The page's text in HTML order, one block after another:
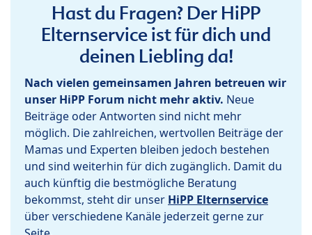
Hast du Fragen? Der HiPP
Elternservice ist für dich und
deinen Liebling da!
Nach vielen gemeinsamen Jahren betreuen wir
unser HiPP Forum nicht mehr aktiv. Neue
Beiträge oder Antworten sind nicht mehr
möglich. Die zahlreichen, wertvollen Beiträge der
Mamas und Experten bleiben jedoch bestehen
und sind weiterhin für dich zugänglich. Damit du
auch künftig die bestmögliche Beratung
bekommst, steht dir unser HiPP Elternservice
über verschiedene Kanäle jederzeit gerne zur